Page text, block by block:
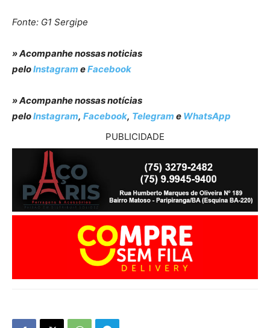
Fonte: G1 Sergipe
» Acompanhe nossas noticias
peloInstagram eFacebook
» Acompanhe nossas notícias
peloInstagram, Facebook, Telegram e WhatsApp
PUBLICIDADE